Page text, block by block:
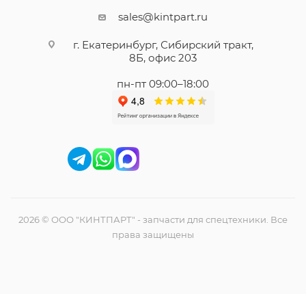
sales@kintpart.ru
г. Екатеринбург, Сибирский тракт,
8Б, офис 203
пн-пт 09:00–18:00
2026 © ООО "КИНТПАРТ" - запчасти для спецтехники. Все
права защищены